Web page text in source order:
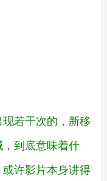
若干次的，新移
到底意味着什
许影片本身讲得